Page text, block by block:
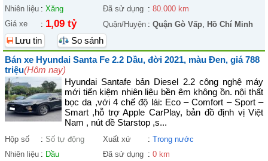
Nhiên liệu : Xăng Đã sử dụng : 80.000 km
Giá xe
: 1,09 tỷ Quận/Huyện : Quận Gò Vấp, Hồ Chí Minh
Lưu tin
So sánh
Bán xe Hyundai Santa Fe 2.2 Dầu, đời 2021, màu Đen, giá 788
triệu(Hôm nay)
Hyundai Santafe bản Diesel 2.2 công nghệ máy
mới tiến kiệm nhiên liệu bền êm không ồn. nội thất
bọc da ,với 4 chế độ lái: Eco – Comfort – Sport –
Smart ,hỗ trợ Apple CarPlay, bản đồ định vị Việt
Nam , nút đề Starstop ,s...
Hộp số : Số tự động Xuất xứ : Trong nước
Nhiên liệu : Dầu Đã sử dụng : 0 km